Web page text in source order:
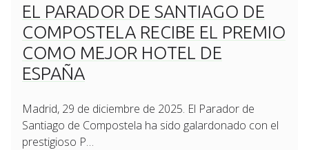
EL PARADOR DE SANTIAGO DE
COMPOSTELA RECIBE EL PREMIO
COMO MEJOR HOTEL DE
ESPAÑA
Madrid, 29 de diciembre de 2025. El Parador de
Santiago de Compostela ha sido galardonado con el
prestigioso P…